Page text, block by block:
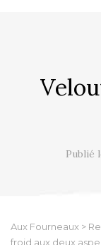
Publié
Aux Fourneaux >
froid aux deux